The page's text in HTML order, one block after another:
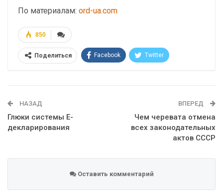
По материалам: ord-ua.com
850
Поделиться Facebook Twitter
НАЗАД
Глюки системы Е-
декларирования
ВПЕРЕД
Чем черевата отмена
всех законодательных
актов СССР
Оставить комментарий